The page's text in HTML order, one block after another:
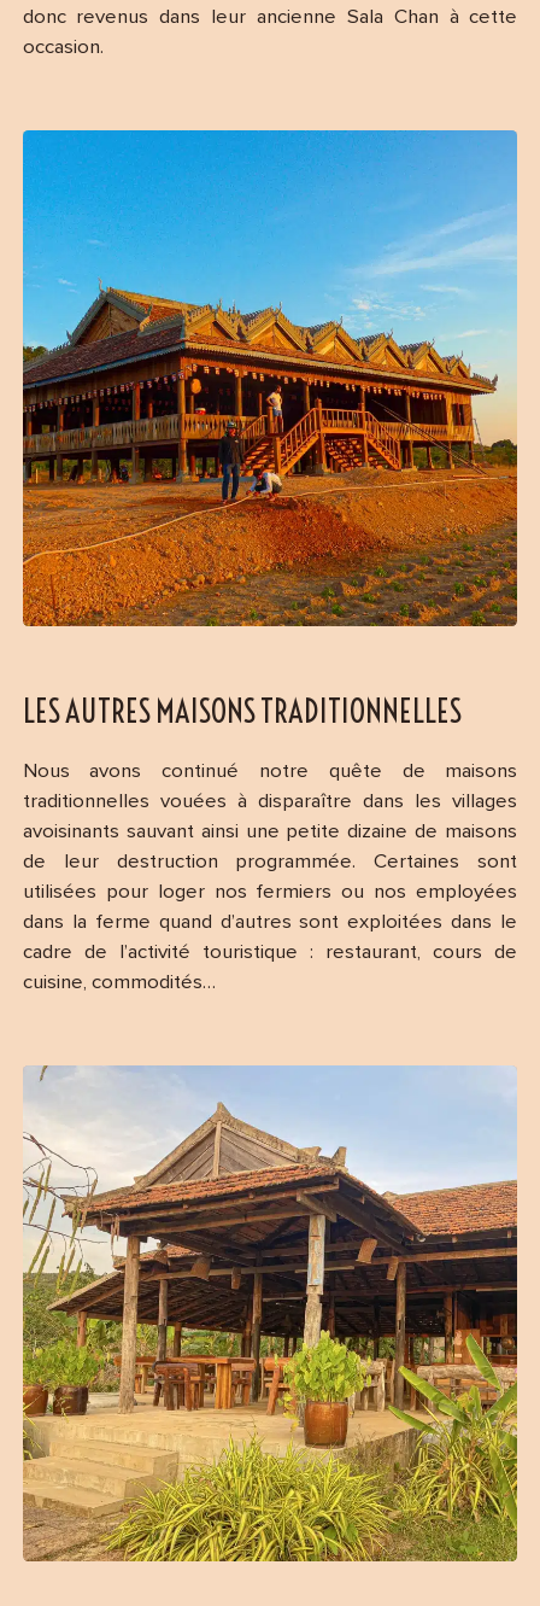
donc revenus dans leur ancienne Sala Chan à cette
occasion.
LES AUTRES MAISONS TRADITIONNELLES
Nous avons continué notre quête de maisons
traditionnelles vouées à disparaître dans les villages
avoisinants sauvant ainsi une petite dizaine de maisons
de leur destruction programmée. Certaines sont
utilisées pour loger nos fermiers ou nos employées
dans la ferme quand d’autres sont exploitées dans le
cadre de l’activité touristique : restaurant, cours de
cuisine, commodités…